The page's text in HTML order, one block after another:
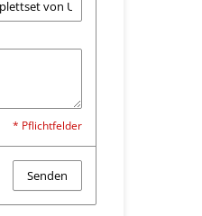
* Pflichtfelder
Senden